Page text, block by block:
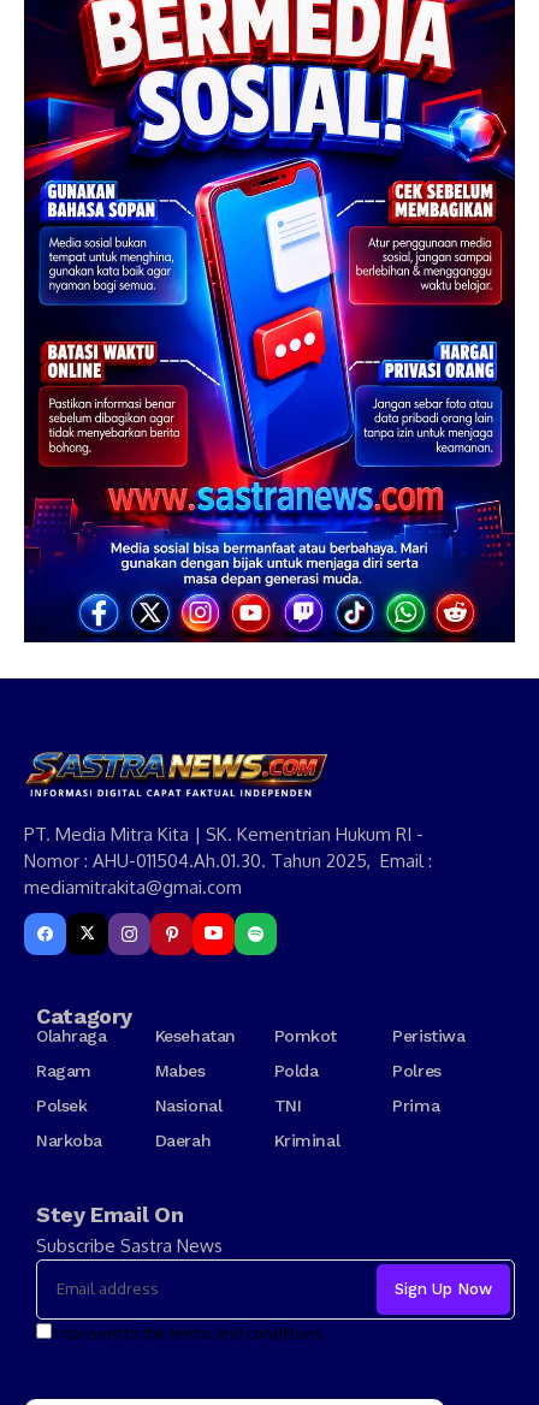
PT. Media Mitra Kita | SK. Kementrian Hukum RI -
Nomor : AHU-011504.Ah.01.30. Tahun 2025, Email :
mediamitrakita@gmai.com
Catagory
Olahraga Kesehatan Pomkot
Peristiwa
Ragam
Mabes Polda
Polres
Polsek
Nasional TNI
Prima
Narkoba
Daerah Kriminal
Stey Email On
Subscribe Sastra News
I consent to the terms and conditions